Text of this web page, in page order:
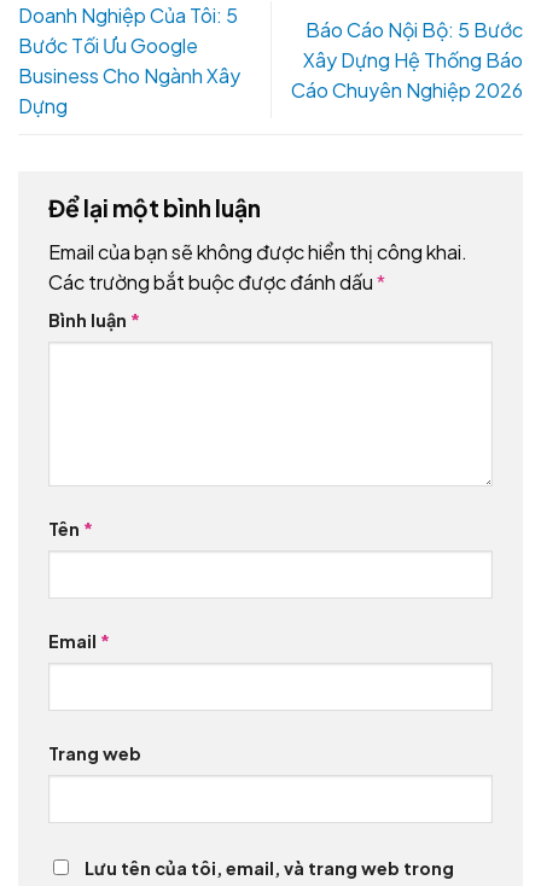
Doanh Nghiệp Của Tôi: 5
Bước Tối Ưu Google
Business Cho Ngành Xây
Dựng
Báo Cáo Nội Bộ: 5 Bước
Xây Dựng Hệ Thống Báo
Cáo Chuyên Nghiệp 2026
Để lại một bình luận
Email của bạn sẽ không được hiển thị công khai.
Các trường bắt buộc được đánh dấu*
Bình luận *
Tên *
Email *
Trang web
Lưu tên của tôi, email, và trang web trong